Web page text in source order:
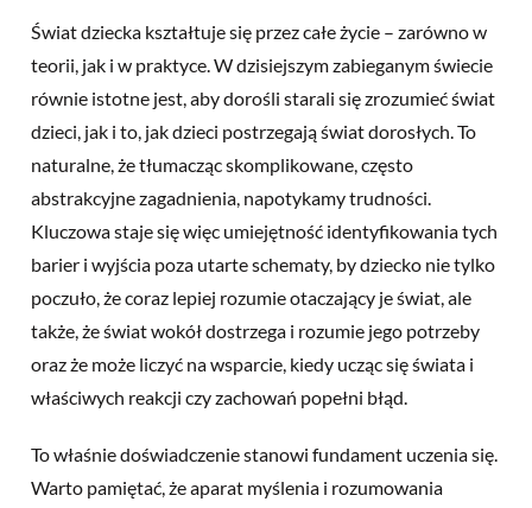
Świat dziecka kształtuje się przez całe życie – zarówno w
teorii, jak i w praktyce. W dzisiejszym zabieganym świecie
równie istotne jest, aby dorośli starali się zrozumieć świat
dzieci, jak i to, jak dzieci postrzegają świat dorosłych. To
naturalne, że tłumacząc skomplikowane, często
abstrakcyjne zagadnienia, napotykamy trudności.
Kluczowa staje się więc umiejętność identyfikowania tych
barier i wyjścia poza utarte schematy, by dziecko nie tylko
poczuło, że coraz lepiej rozumie otaczający je świat, ale
także, że świat wokół dostrzega i rozumie jego potrzeby
oraz że może liczyć na wsparcie, kiedy ucząc się świata i
właściwych reakcji czy zachowań popełni błąd.
To właśnie doświadczenie stanowi fundament uczenia się.
Warto pamiętać, że aparat myślenia i rozumowania